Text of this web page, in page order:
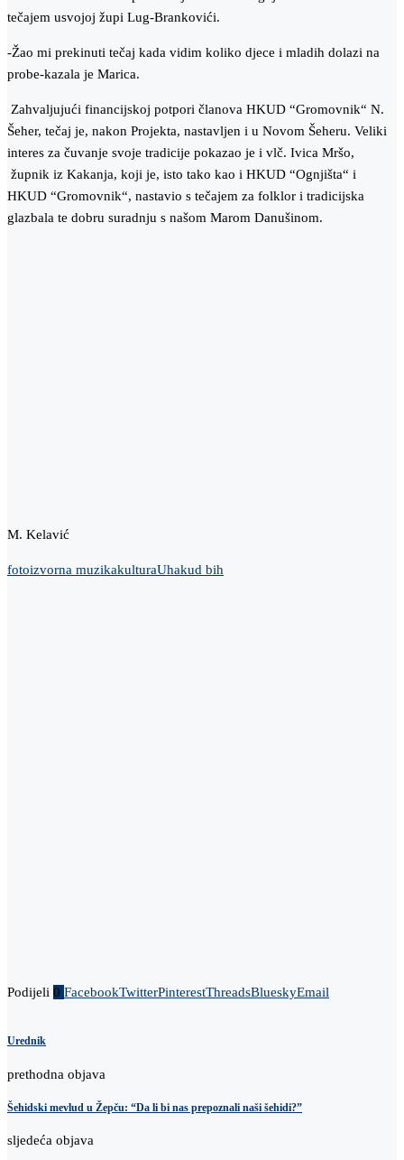
tečajem usvojoj župi Lug-Brankovići.
-Žao mi prekinuti tečaj kada vidim koliko djece i mladih dolazi na
probe-kazala je Marica.
Zahvaljujući financijskoj potpori članova HKUD “Gromovnik“ N.
Šeher, tečaj je, nakon Projekta, nastavljen i u Novom Šeheru. Veliki
interes za čuvanje svoje tradicije pokazao je i vlč. Ivica Mršo,
župnik iz Kakanja, koji je, isto tako kao i HKUD “Ognjišta“ i
HKUD “Gromovnik“, nastavio s tečajem za folklor i tradicijska
glazbala te dobru suradnju s našom Marom Danušinom.
M. Kelavić
fotoizvorna muzikakulturaUhakud bih
Podijeli 0 FacebookTwitterPinterestThreadsBlueskyEmail
Urednik
prethodna objava
Šehidski mevlud u Žepču: “Da li bi nas prepoznali naši šehidi?”
sljedeća objava